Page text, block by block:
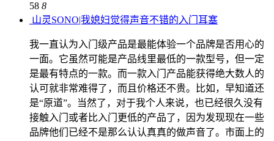
58 8
山灵SONO|我媳妇觉得声音不错的入门耳塞
我一直认为入门级产品是最能体验一个品牌是否用心的
一面。它虽然可能是产品线里最低的一款型号，但一定
是最有特点的一款。而一款入门产品能获得绝大数人的
认可就非常难得了，而且价格还不贵。比如，早知道还
是“原道”。当然了，对于我个人来说，也已经很久没有
接触入门或者比入门更低的产品了，因为发现现在一些
品牌他们已经不是那么认认真真的做声音了。市面上的